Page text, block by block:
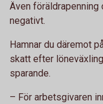
Även föräldrapenning
negativt.
Hamnar du däremot
skatt efter
sparande.
– För arbetsgivaren